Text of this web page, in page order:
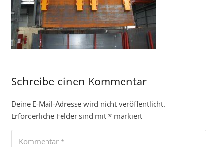
Schreibe einen Kommentar
Deine E-Mail-Adresse wird nicht veröffentlicht.
Erforderliche Felder sind mit *markiert